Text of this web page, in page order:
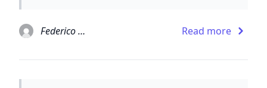
Federico Moccia Read more